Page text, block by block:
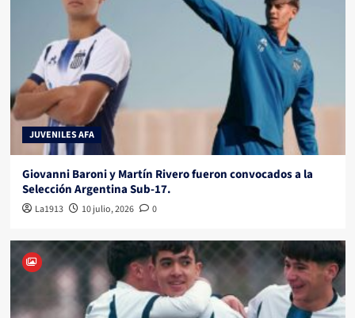
JUVENILES AFA
Giovanni Baroni y Martín Rivero fueron convocados a la
Selección Argentina Sub-17.
La1913 10 julio, 2026 0